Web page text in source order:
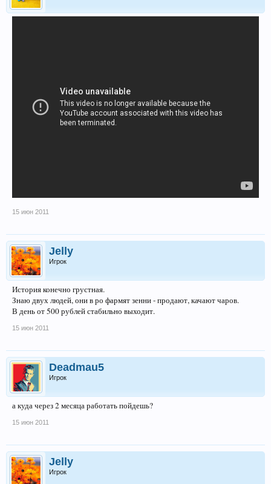
15 июн 2011
Jelly
Игрок
История конечно грустная.
Знаю двух людей, они в ро фармят зенни - продают, качают чаров.
В день от 500 рублей стабильно выходит.
15 июн 2011
Deadmau5
Игрок
а куда через 2 месяца работать пойдешь?
15 июн 2011
Jelly
Игрок